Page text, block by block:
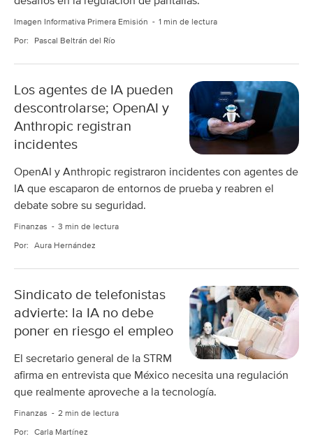
Imagen Informativa Primera Emisión 1 min de lectura
Por: Pascal Beltrán del Río
Los agentes de IA pueden
descontrolarse; OpenAI y
Anthropic registran
incidentes
OpenAI y Anthropic registraron incidentes con agentes de
IA que escaparon de entornos de prueba y reabren el
debate sobre su seguridad.
Finanzas 3 min de lectura
Por: Aura Hernández
Sindicato de telefonistas
advierte: la IA no debe
poner en riesgo el empleo
El secretario general de la STRM
afirma en entrevista que México necesita una regulación
que realmente aproveche a la tecnología.
Finanzas 2 min de lectura
Por: Carla Martínez